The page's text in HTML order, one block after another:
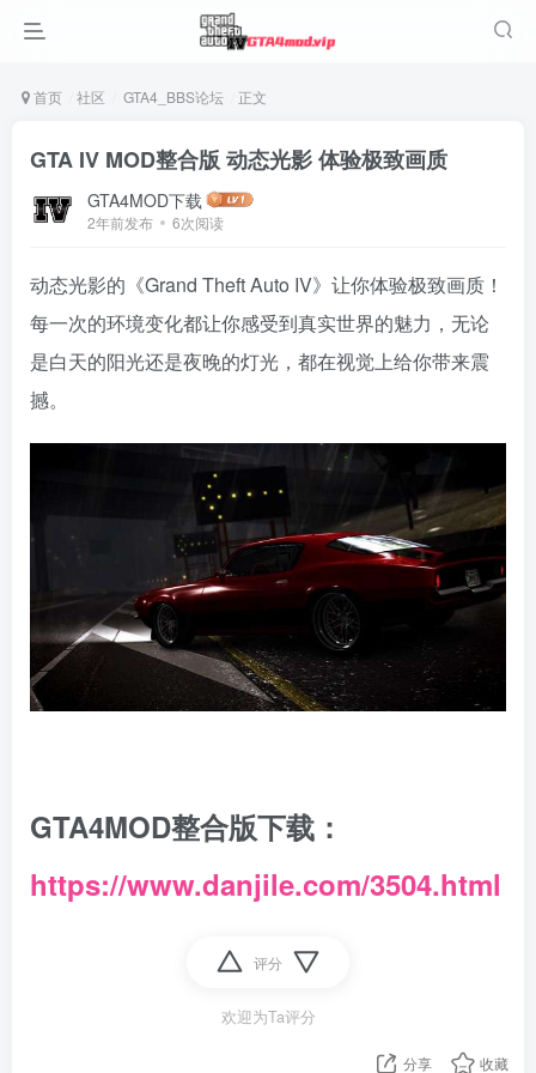
首页 社区 GTA4_BBS论坛 正文
GTA IV MOD整合版 动态光影 体验极致画质
GTA4MOD下载
2年前发布 6次阅读
动态光影的《Grand Theft Auto IV》让你体验极致画质！
每一次的环境变化都让你感受到真实世界的魅力，无论
是白天的阳光还是夜晚的灯光，都在视觉上给你带来震
撼。
GTA4MOD整合版下载：
https://www.danjile.com/3504.html
评分
欢迎为Ta评分
分享 收藏